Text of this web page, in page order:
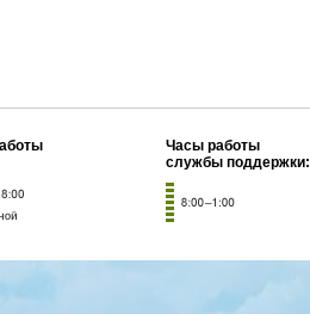
Часы работы
службы поддержки: